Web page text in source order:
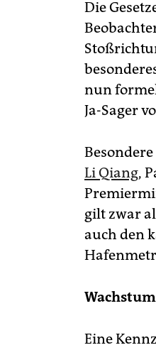
Die
nun
Ja-Sager
Li Qiang,
gilt zwar
auch den
Eine